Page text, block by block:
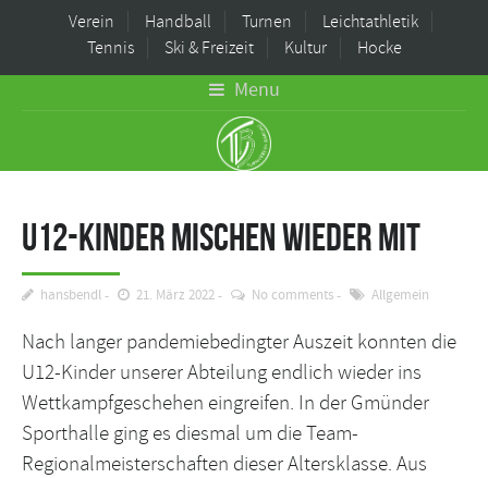
Verein Handball Turnen
Leichtathletik
Tennis
Ski & Freizeit Kultur Hocke
Menu
U12-Kinder mischen wieder mit
hansbendl 21. März 2022 No comments Allgemein
Nach langer pandemiebedingter Auszeit konnten die
U12-Kinder unserer Abteilung endlich wieder ins
Wettkampfgeschehen eingreifen. In der Gmünder
Sporthalle ging es diesmal um die Team-
Regionalmeisterschaften dieser Altersklasse. Aus